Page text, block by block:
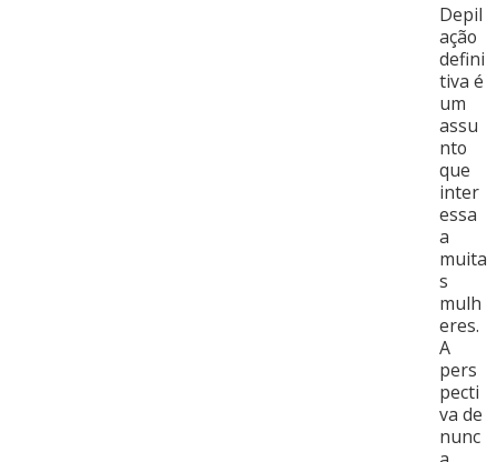
Depil
ação
defini
tiva é
um
assu
nto
que
inter
essa
a
muita
s
mulh
eres.
A
pers
pecti
va de
nunc